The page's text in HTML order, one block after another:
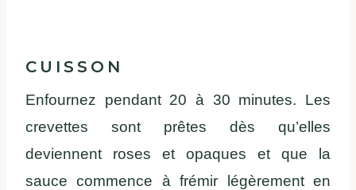
CUISSON
Enfournez pendant 20 à 30 minutes. Les
crevettes sont prêtes dès qu’elles
deviennent roses et opaques et que la
sauce commence à frémir légèrement en